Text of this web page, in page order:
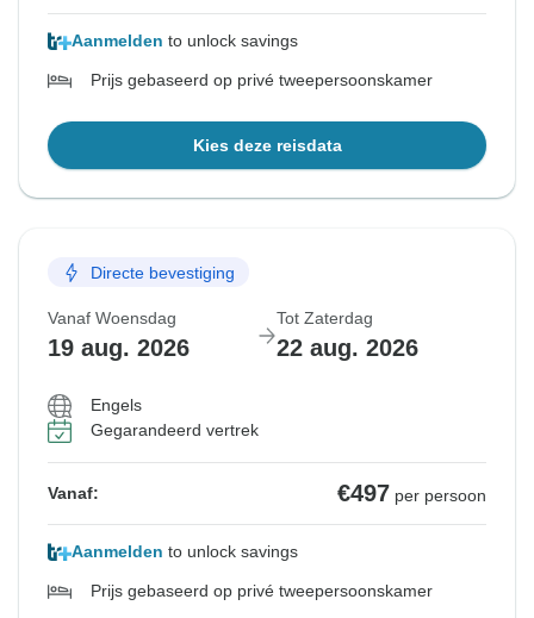
Aanmelden to unlock savings
Prijs gebaseerd op privé tweepersoonskamer
Kies deze reisdata
Directe bevestiging
Vanaf Woensdag
19 aug. 2026
Tot Zaterdag
22 aug. 2026
Engels
Gegarandeerd vertrek
Vanaf: €497 per persoon
Aanmelden to unlock savings
Prijs gebaseerd op privé tweepersoonskamer